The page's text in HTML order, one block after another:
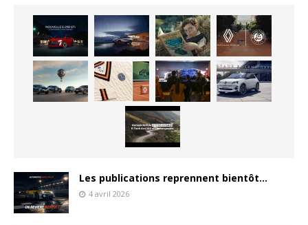
Les publications reprennent bientôt…
4 avril 2026